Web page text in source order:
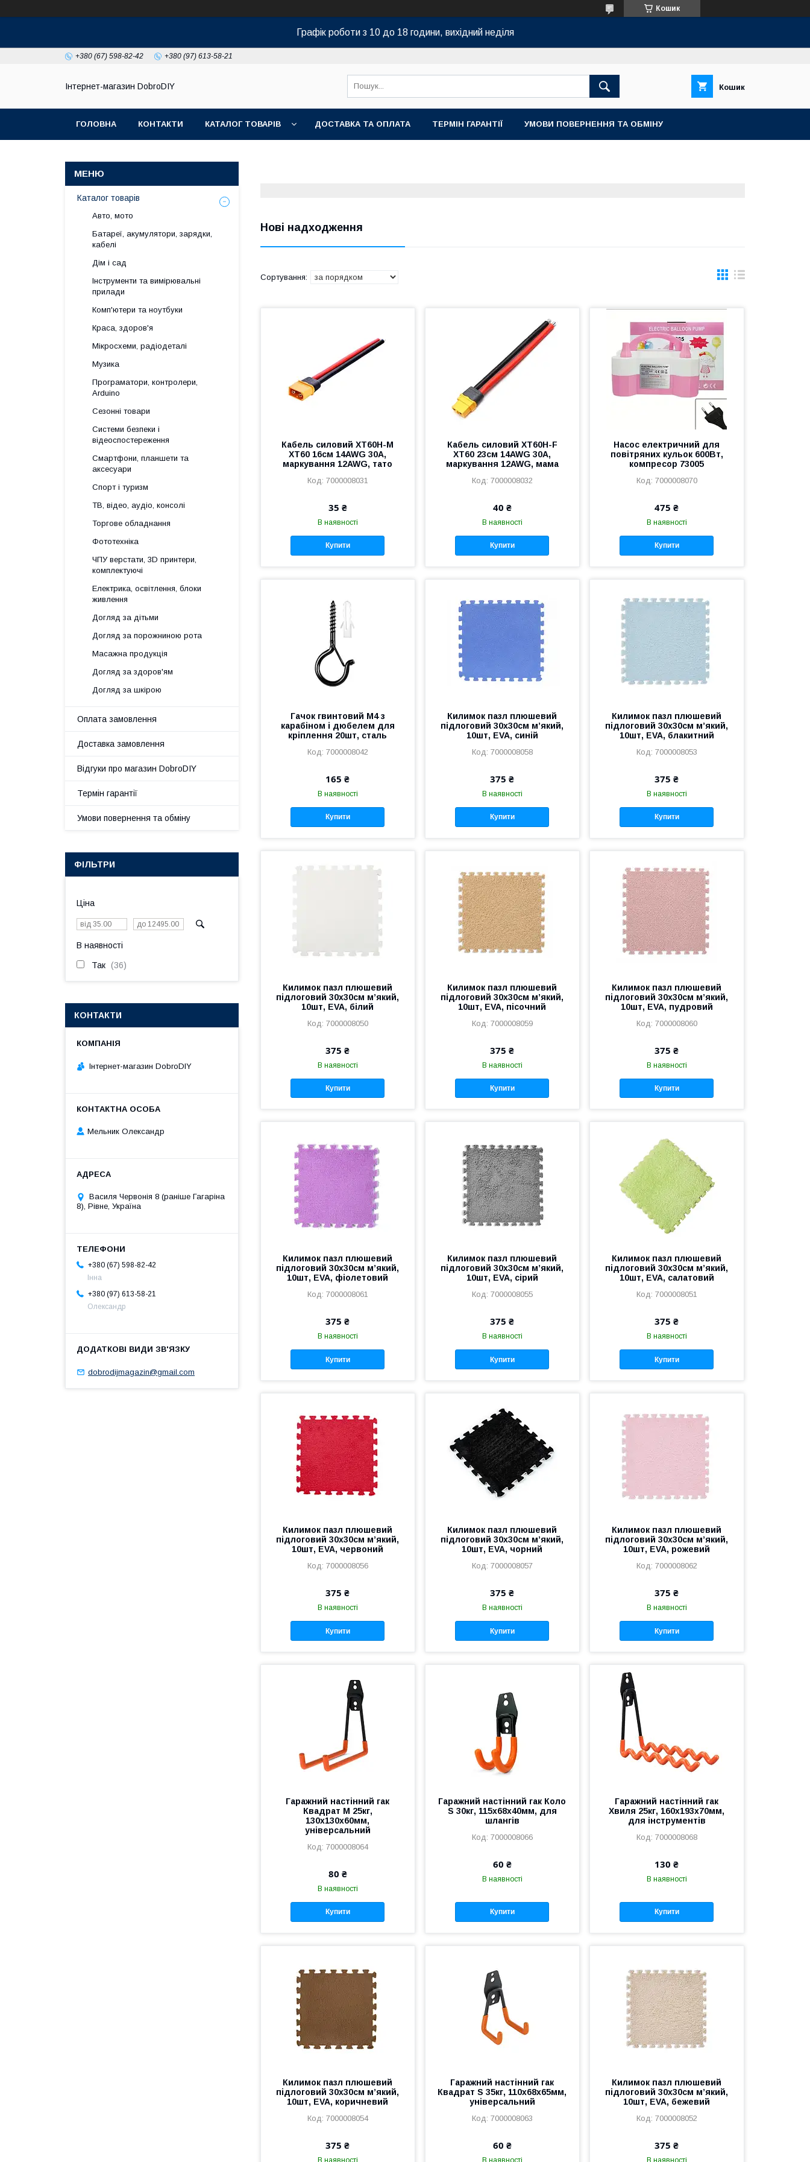
Кошик
Графік роботи з 10 до 18 години, вихідний неділя
+380 (67) 598-82-42 +380 (97) 613-58-21
Інтернет-магазин DobroDIY Кошик
ГОЛОВНА КОНТАКТИ КАТАЛОГ ТОВАРІВ ДОСТАВКА ТА ОПЛАТА ТЕРМІН ГАРАНТІЇ УМОВИ ПОВЕРНЕННЯ ТА ОБМІНУ
Нові надходження
Кабель силовий XT60H-M
XT60 16см 14AWG 30А,
маркування 12AWG, тато
7000008031
35 ₴
В наявності
Купити
Кабель силовий XT60H-F
XT60 23см 14AWG 30А,
маркування 12AWG, мама
7000008032
40 ₴
В наявності
Купити
Насос електричний для
повітряних кульок 600Вт,
компресор 73005
7000008070
475 ₴
В наявності
Купити
Гачок гвинтовий М4 з
карабіном і дюбелем для
кріплення 20шт, сталь
7000008042
165 ₴
В наявності
Купити
Килимок пазл плюшевий
підлоговий 30x30см м’який,
10шт, EVA, синій
7000008058
375 ₴
В наявності
Купити
Килимок пазл плюшевий
підлоговий 30x30см м’який,
10шт, EVA, блакитний
7000008053
375 ₴
В наявності
Купити
Килимок пазл плюшевий
підлоговий 30x30см м’який,
10шт, EVA, білий
7000008050
375 ₴
В наявності
Купити
Килимок пазл плюшевий
підлоговий 30x30см м’який,
10шт, EVA, пісочний
7000008059
375 ₴
В наявності
Купити
Килимок пазл плюшевий
підлоговий 30x30см м’який,
10шт, EVA, пудровий
7000008060
375 ₴
В наявності
Купити
Килимок пазл плюшевий
підлоговий 30x30см м’який,
10шт, EVA, фіолетовий
7000008061
375 ₴
В наявності
Купити
Килимок пазл плюшевий
підлоговий 30x30см м’який,
10шт, EVA, сірий
7000008055
375 ₴
В наявності
Купити
Килимок пазл плюшевий
підлоговий 30x30см м’який,
10шт, EVA, салатовий
7000008051
375 ₴
В наявності
Купити
Килимок пазл плюшевий
підлоговий 30x30см м’який,
10шт, EVA, червоний
7000008056
375 ₴
В наявності
Купити
Килимок пазл плюшевий
підлоговий 30x30см м’який,
10шт, EVA, чорний
7000008057
375 ₴
В наявності
Купити
Килимок пазл плюшевий
підлоговий 30x30см м’який,
10шт, EVA, рожевий
7000008062
375 ₴
В наявності
Купити
Гаражний настінний гак
Квадрат M 25кг,
130x130x60мм,
універсальний
7000008064
80 ₴
В наявності
Купити
Гаражний настінний гак Коло
S 30кг, 115x68x40мм, для
шлангів
7000008066
60 ₴
В наявності
Купити
Гаражний настінний гак
Хвиля 25кг, 160x193x70мм,
для інструментів
7000008068
130 ₴
В наявності
Купити
Килимок пазл плюшевий
підлоговий 30x30см м’який,
10шт, EVA, коричневий
7000008054
375 ₴
В наявності
Гаражний настінний гак
Квадрат S 35кг, 110x68x65мм,
універсальний
7000008063
60 ₴
В наявності
Килимок пазл плюшевий
підлоговий 30x30см м’який,
10шт, EVA, бежевий
7000008052
375 ₴
В наявності
Каталог товарів
Авто, мото
Батареї, акумулятори, зарядки,
кабелі
Дім і сад
Інструменти та вимірювальні
прилади
Комп'ютери та ноутбуки
Краса, здоров'я
Мікросхеми, радіодеталі
Музика
Програматори, контролери,
Arduino
Сезонні товари
Системи безпеки і
відеоспостереження
Смартфони, планшети та
аксесуари
Спорт і туризм
ТВ, відео, аудіо, консолі
Торгове обладнання
Фототехніка
ЧПУ верстати, 3D принтери,
комплектуючі
Електрика, освітлення, блоки
живлення
Догляд за дітьми
Догляд за порожниною рота
Масажна продукція
Догляд за здоров'ям
Догляд за шкірою
Оплата замовлення
Доставка замовлення
Відгуки про магазин DobroDIY
Термін гарантії
Умови повернення та обміну
ФІЛЬТРИ
Ціна
В наявності
Так 36
КОНТАКТИ
Інтернет-магазин DobroDIY
Мельник Олександр
Василя Червонія 8 (раніше Гагаріна
8), Рівне, Україна
+380 (67) 598-82-42
Інна
+380 (97) 613-58-21
Олександр
dobrodijmagazin@gmail.com